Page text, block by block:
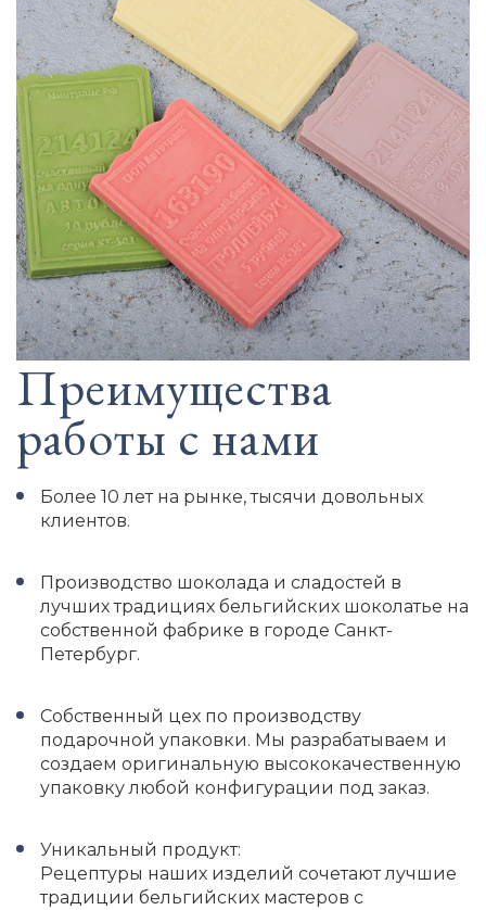
Преимущества
работы с нами
Более 10 лет на рынке, тысячи довольных
клиентов.
Производство шоколада и сладостей в
лучших традициях бельгийских шоколатье на
собственной фабрике в городе Санкт-
Петербург.
Собственный цех по производству
подарочной упаковки. Мы разрабатываем и
создаем оригинальную высококачественную
упаковку любой конфигурации под заказ.
Уникальный продукт:
Рецептуры наших изделий сочетают лучшие
традиции бельгийских мастеров с